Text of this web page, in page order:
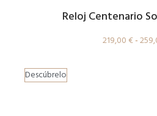
Reloj Centenario
219,00 €-
Descúbrelo